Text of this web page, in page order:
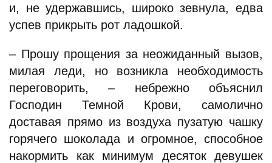
и, не удержавшись, широко зевнула, едва
успев прикрыть рот ладошкой.
– Прошу прощения за неожиданный вызов,
милая леди, но возникла необходимость
переговорить, – небрежно объяснил
Господин Темной Крови, самолично
доставая прямо из воздуха пузатую чашку
горячего шоколада и огромное, способное
накормить как минимум десяток девушек